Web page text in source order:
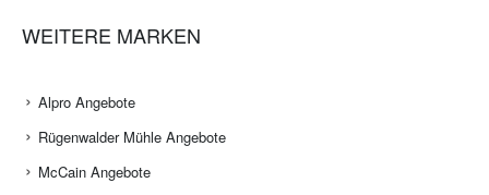
WEITERE MARKEN
Alpro Angebote
Rügenwalder Mühle Angebote
McCain Angebote